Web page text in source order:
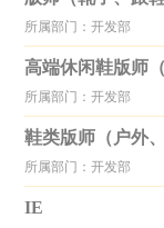
所属部门：开发部
高端休闲鞋版师（
所属部门：开发部
鞋类版师（户外、
所属部门：开发部
IE